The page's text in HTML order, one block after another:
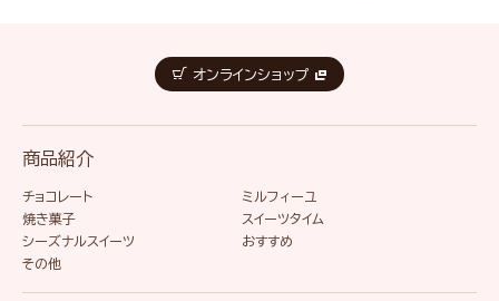
オンラインショップ
商品紹介
チョコレート
ミルフィーユ
焼き菓子
スイーツタイム
シーズナルスイーツ
おすすめ
その他